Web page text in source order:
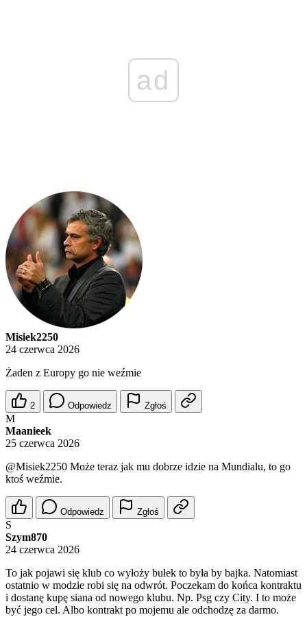
ad
Misiek2250
24 czerwca 2026
Żaden z Europy go nie weźmie
2 Odpowiedz Zgłoś
M
Maanieek
25 czerwca 2026
@Misiek2250 Może teraz jak mu dobrze idzie na Mundialu, to go
ktoś weźmie.
Odpowiedz Zgłoś
S
Szym870
24 czerwca 2026
To jak pojawi się klub co wyłoży bułek to była by bajka. Natomiast
ostatnio w modzie robi się na odwrót. Poczekam do końca kontraktu
i dostanę kupę siana od nowego klubu. Np. Psg czy City. I to może
być jego cel. Albo kontrakt po mojemu ale odchodzę za darmo.